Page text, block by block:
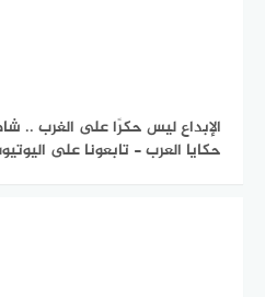
الإبداع ليس حكرًا على الغرب ..
حكايا العرب - تابعونا على